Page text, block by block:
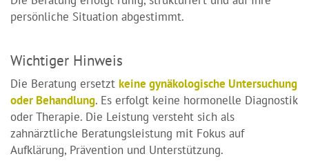
persönliche Situation abgestimmt.
Wichtiger Hinweis
Die Beratung ersetzt keine gynäkologische Untersuchung
oder Behandlung. Es erfolgt keine hormonelle Diagnostik
oder Therapie. Die Leistung versteht sich als
zahnärztliche Beratungsleistung mit Fokus auf
Aufklärung, Prävention und Unterstützung.